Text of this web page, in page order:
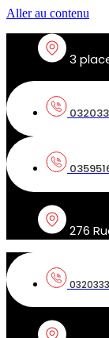
Aller au contenu
3
276